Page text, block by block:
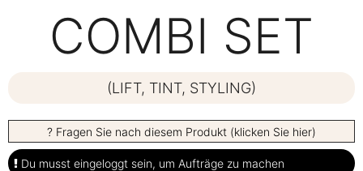
COMBI SET
(LIFT, TINT, STYLING)
? Fragen Sie nach diesem Produkt (klicken Sie hier)
Du musst eingeloggt sein, um Aufträge zu machen